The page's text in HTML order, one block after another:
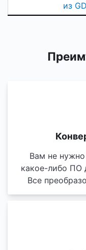
из
Вам не нужно
какое-либо ПО
Все